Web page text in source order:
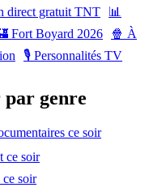
direct gratuit TNT
📊
Fort Boyard 2026
🍿 À
🎙️ Personnalités TV
genre
ce soir
ce soir
soir